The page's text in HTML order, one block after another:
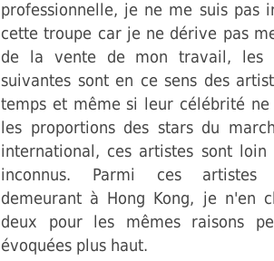
professionnelle, je ne me suis pas
cette troupe car je ne dérive pas
de la vente de mon travail, les
suivantes sont en ce sens des
temps et même si leur célébrité ne
les proportions des stars du
international, ces artistes sont loin
inconnus. Parmi ces artistes
demeurant à Hong Kong, je n'en
deux pour les mêmes raisons
évoquées plus haut.